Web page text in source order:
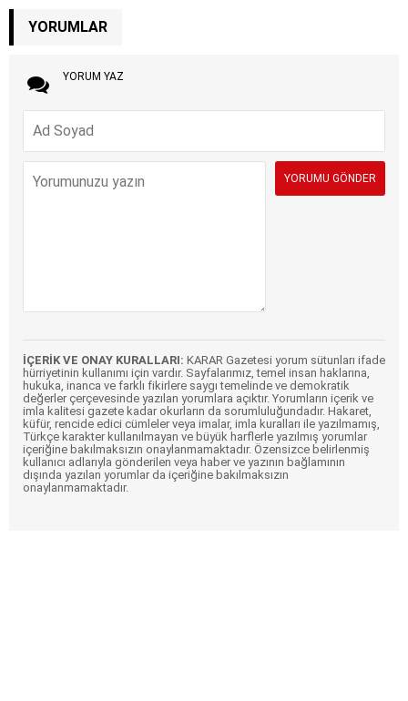
YORUMLAR
YORUM YAZ
İÇERİK VE ONAY KURALLARI: KARAR Gazetesi yorum sütunları ifade
hürriyetinin kullanımı için vardır. Sayfalarımız, temel insan haklarına,
hukuka, inanca ve farklı fikirlere saygı temelinde ve demokratik
değerler çerçevesinde yazılan yorumlara açıktır. Yorumların içerik ve
imla kalitesi gazete kadar okurların da sorumluluğundadır. Hakaret,
küfür, rencide edici cümleler veya imalar, imla kuralları ile yazılmamış,
Türkçe karakter kullanılmayan ve büyük harflerle yazılmış yorumlar
içeriğine bakılmaksızın onaylanmamaktadır. Özensizce belirlenmiş
kullanıcı adlarıyla gönderilen veya haber ve yazının bağlamının
dışında yazılan yorumlar da içeriğine bakılmaksızın
onaylanmamaktadır.